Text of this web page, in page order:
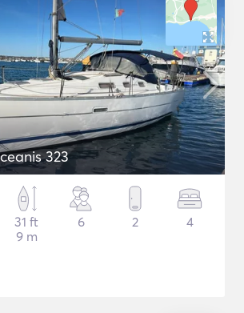
323
31 ft
9 m
6 2 4